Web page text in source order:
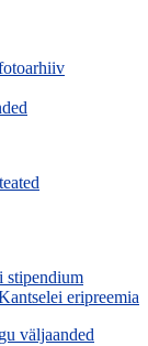
stipendium
eripreemia
väljaanded